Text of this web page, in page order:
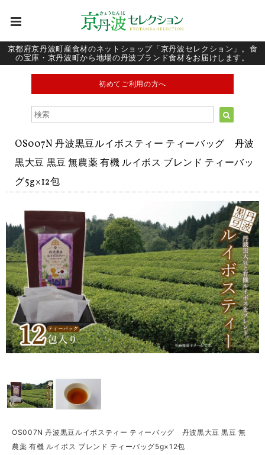
京都府京丹波町産食材のネットショップ「京丹波セレクション」。食
の宝庫・京丹波町から地場の丹波ブランド食材をお届けします。
初めてご利用の方へ
OS007N 丹波黒豆ルイボスティー ティーバッグ 丹波
黒大豆 黒豆 無農薬 有機 ルイボス ブレンド ティーバッ
グ5g×12包
OS007N 丹波黒豆ルイボスティー ティーバッグ 丹波黒大豆 黒豆 無
農薬 有機 ルイボス ブレンド ティーバッグ5g×12包